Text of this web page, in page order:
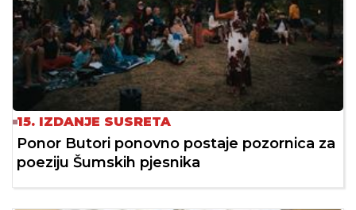
15. IZDANJE SUSRETA
Ponor Butori ponovno postaje pozornica za
poeziju Šumskih pjesnika